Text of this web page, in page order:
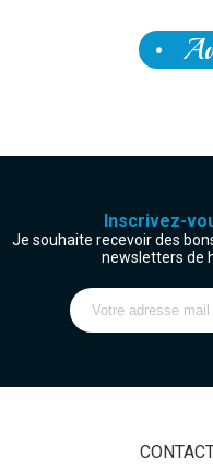
Inscrivez-
Je souhaite recevoir des
newsletters de